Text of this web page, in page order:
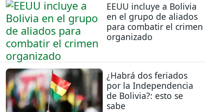
EEUU incluye a Bolivia
en el grupo de aliados
para combatir el crimen
organizado
¿Habrá dos feriados
por la Independencia
de Bolivia?: esto se
sabe